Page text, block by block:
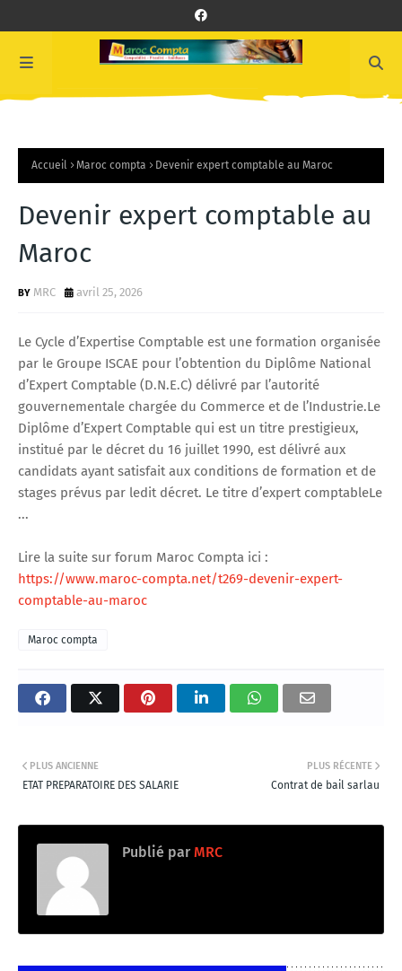
Accueil Maroc compta Devenir expert comptable au Maroc
Devenir expert comptable au
Maroc
MRC avril 25, 2026
Le Cycle d’Expertise Comptable est une formation organisée
par le Groupe ISCAE pour l’obtention du Diplôme National
d’Expert Comptable (D.N.E.C) délivré par l’autorité
gouvernementale chargée du Commerce et de l’Industrie.Le
Diplôme d’Expert Comptable qui est un titre prestigieux,
institué par le décret du 16 juillet 1990, est délivré aux
candidats ayant satisfait aux conditions de formation et de
stages prévus par ledit décret. Le titre d’expert comptableLe
...
Lire la suite sur forum Maroc Compta ici :
https://www.maroc-compta.net/t269-devenir-expert-
comptable-au-maroc
Maroc compta
PLUS RÉCENTE
Contrat de bail sarlau
PLUS ANCIENNE
ETAT PREPARATOIRE DES SALARIE
Publié par MRC